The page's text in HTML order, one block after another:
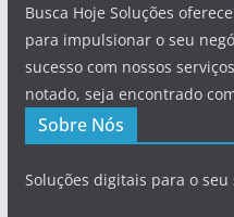
Busca Hoje Soluções
para impulsionar o seu
sucesso com nossos
notado, seja encontrado
Sobre Nós
Soluções digitais para o seu